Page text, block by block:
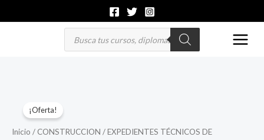
al
Búsqueda
productos
¡Oferta!
Inicio / CONSTRUCCION / EXPEDIENTES TÉCNICOS DE
precio
precio
TÉCNICOS
DE